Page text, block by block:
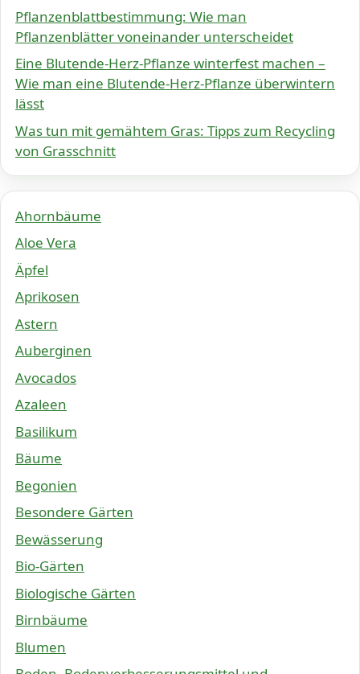
Pflanzenblattbestimmung: Wie man
Pflanzenblätter voneinander unterscheidet
Eine Blutende-Herz-Pflanze winterfest machen –
Wie man eine Blutende-Herz-Pflanze überwintern
lässt
Was tun mit gemähtem Gras: Tipps zum Recycling
von Grasschnitt
Ahornbäume
Aloe Vera
Äpfel
Aprikosen
Astern
Auberginen
Avocados
Azaleen
Basilikum
Bäume
Begonien
Besondere Gärten
Bewässerung
Bio-Gärten
Biologische Gärten
Birnbäume
Blumen